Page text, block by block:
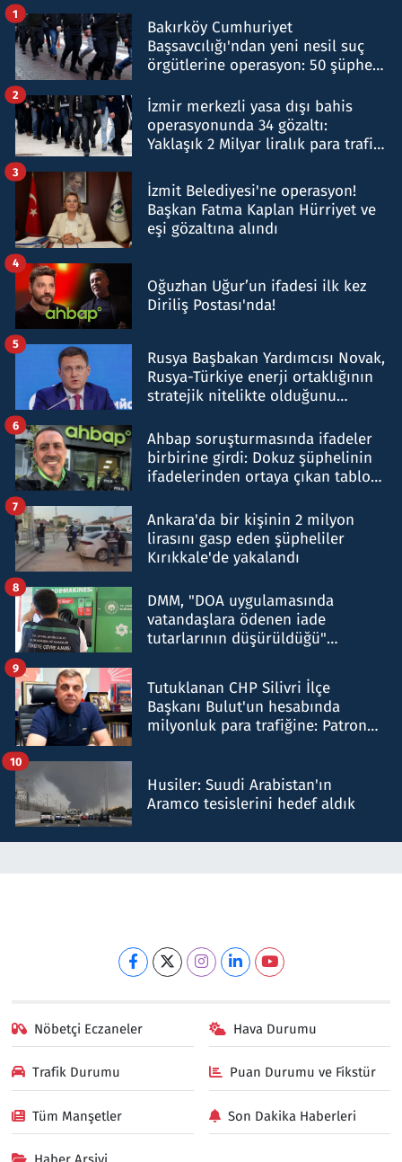
Bakırköy Cumhuriyet
Başsavcılığı'ndan yeni nesil suç
örgütlerine operasyon: 50 şüpheli
1
İzmir merkezli yasa dışı bahis
operasyonunda 34 gözaltı:
Yaklaşık 2 Milyar liralık para trafiği
2
İzmit Belediyesi'ne operasyon!
Başkan Fatma Kaplan Hürriyet ve
eşi gözaltına alındı
3
Oğuzhan Uğur’un ifadesi ilk kez
Diriliş Postası'nda!
4
Rusya Başbakan Yardımcısı Novak,
Rusya-Türkiye enerji ortaklığının
stratejik nitelikte olduğunu
5
Ahbap soruşturmasında ifadeler
birbirine girdi: Dokuz şüphelinin
ifadelerinden ortaya çıkan tablo
6
Ankara'da bir kişinin 2 milyon
lirasını gasp eden şüpheliler
Kırıkkale'de yakalandı
7
DMM, "DOA uygulamasında
vatandaşlara ödenen iade
tutarlarının düşürüldüğü"
8
Tutuklanan CHP Silivri İlçe
Başkanı Bulut'un hesabında
milyonluk para trafiğine: Patron
9
Husiler: Suudi Arabistan'ın
Aramco tesislerini hedef aldık
10
Nöbetçi Eczaneler Hava Durumu
Trafik Durumu Puan Durumu ve Fikstür
Tüm Manşetler Son Dakika Haberleri